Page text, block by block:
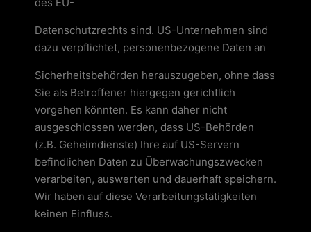
Datenschutzrechts sind. US-Unternehmen sind
dazu verpflichtet, personenbezogene Daten an
Sicherheitsbehörden herauszugeben, ohne dass
Sie als Betroffener hiergegen gerichtlich
vorgehen könnten. Es kann daher nicht
ausgeschlossen werden, dass US-Behörden
(z.B. Geheimdienste) Ihre auf US-Servern
befindlichen Daten zu Überwachungszwecken
verarbeiten, auswerten und dauerhaft speichern.
Wir haben auf diese Verarbeitungstätigkeiten
keinen Einfluss.